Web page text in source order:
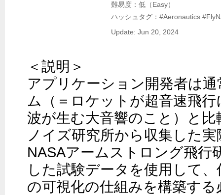
難易度：低（Easy）
ハッシュタグ：#Aeronautics
Update: Jun 20, 2024
＜説明＞
アプリケーション開発者は
ム（＝ロケットが超音速飛
波が生む大音響のこと）と
ノイズ研究所から収集した
NASAアームストロング飛行
した試験データを使用して
の可視化の仕組みを構築す